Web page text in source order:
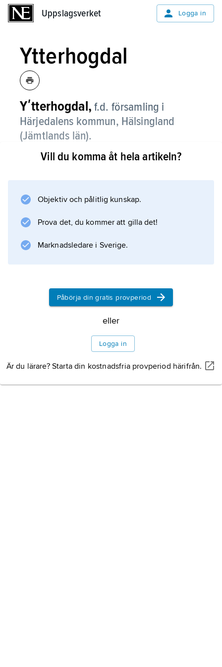
Uppslagsverket Logga in
Ytterhogdal
Yʹtterhogdal, f.d. församling i
Härjedalens kommun, Hälsingland
(Jämtlands län).
Ytterhogdal, som sedan 2006 ingår i
, består av spridd strandbebyggelse kring
Ljungan, omgiven av kuperad skogsmark.
Vill du komma åt hela artikeln?
Objektiv och pålitlig kunskap.
Prova det, du kommer att gilla det!
Marknadsledare i Sverige.
Påbörja din gratis provperiod
eller
Logga in
Är du lärare? Starta din kostnadsfria provperiod härifrån.